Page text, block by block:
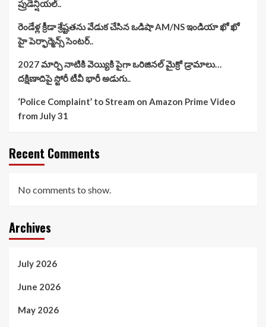
ప్రుడెన్షియల్..
రెండేళ్ల క్రీడా శ్రేష్టతను వేడుక చేసిన ఒడిషా AM/NS ఇండియా ఖో ఖో
హై పెర్ఫార్మెన్స్ సెంటర్..
2027 మార్చి నాటికి వెయ్యికి పైగా ఒరిజినల్ మైక్రో డ్రామాలు…
దక్షిణాదిపై స్టోరీ టీవీ భారీ అడుగు..
‘Police Complaint’ to Stream on Amazon Prime Video
from July 31
Recent Comments
No comments to show.
Archives
July 2026
June 2026
May 2026